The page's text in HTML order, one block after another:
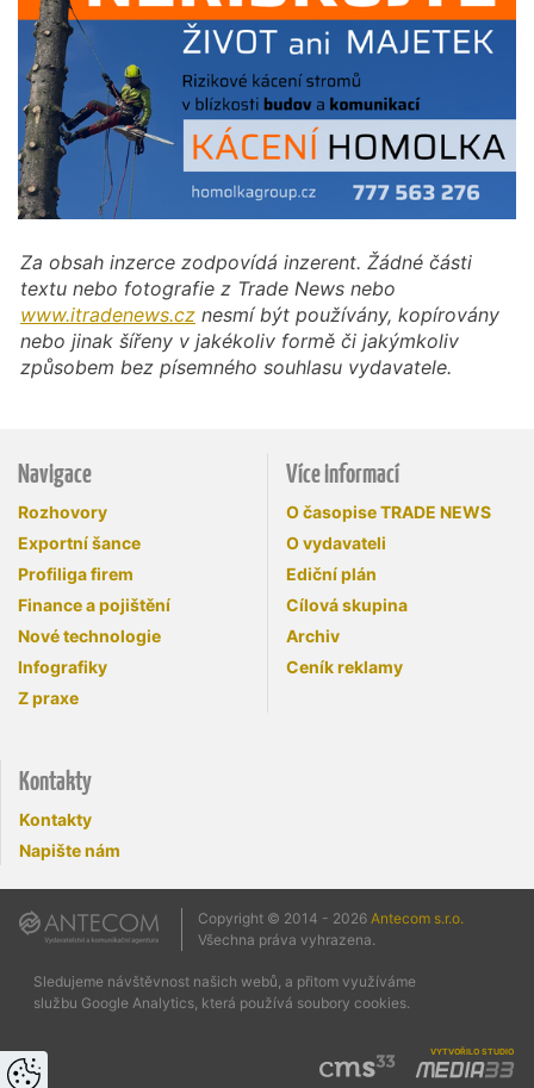
Za obsah inzerce zodpovídá inzerent. Žádné části
textu nebo fotografie z Trade News nebo
www.itradenews.cz nesmí být používány, kopírovány
nebo jinak šířeny v jakékoliv formě či jakýmkoliv
způsobem bez písemného souhlasu vydavatele.
Navigace
Rozhovory
Exportní šance
Profiliga firem
Finance a pojištění
Nové technologie
Infografiky
Z praxe
Více informací
O časopise TRADE NEWS
O vydavateli
Ediční plán
Cílová skupina
Archiv
Ceník reklamy
Kontakty
Kontakty
Napište nám
Copyright © 2014 - 2026 Antecom s.r.o.
Všechna práva vyhrazena.
Sledujeme návštěvnost našich webů, a přitom využíváme
službu Google Analytics, která používá soubory cookies.
vytvořilo studio